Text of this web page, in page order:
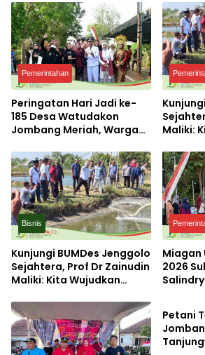
Pemerintahan
Peringatan Hari Jadi ke-
185 Desa Watudakon
Jombang Meriah, Warga
Karnaval Budaya
Maliki:
dengan
Bisnis
Kunjungi BUMDes Jenggolo
Sejahtera, Prof Dr Zainudin
Maliki: Kita Wujudkan
dengan Potensi Desa
Miagan
2026
Petani